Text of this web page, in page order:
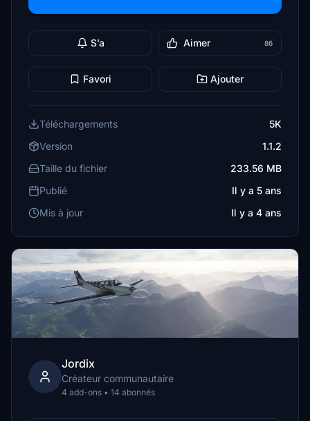
S’a Aimer 86
Favori Ajouter
Téléchargements
5K
Version
1.1.2
Taille du fichier
233.56 MB
Publié
Il y a 5 ans
Mis à jour
Il y a 4 ans
Jordix
Créateur communautaire
4 add-ons • 14 abonnés